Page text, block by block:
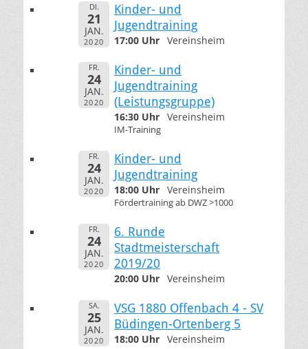
DI.
21
JAN.
2020
Kinder- und
Jugendtraining
17:00 Uhr Vereinsheim
FR.
24
JAN.
2020
Kinder- und
Jugendtraining
(Leistungsgruppe)
16:30 Uhr Vereinsheim
IM-Training
FR.
24
JAN.
2020
Kinder- und
Jugendtraining
18:00 Uhr Vereinsheim
Fördertraining ab DWZ >1000
FR.
24
JAN.
2020
6. Runde
Stadtmeisterschaft
2019/20
20:00 Uhr Vereinsheim
SA.
25
JAN.
2020
VSG 1880 Offenbach 4 - SV
Büdingen-Ortenberg 5
18:00 Uhr Vereinsheim